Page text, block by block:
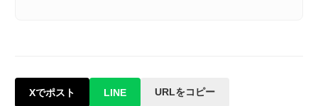
Xでポスト LINE URLをコピー